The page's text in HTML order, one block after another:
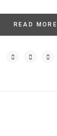
READ MORE